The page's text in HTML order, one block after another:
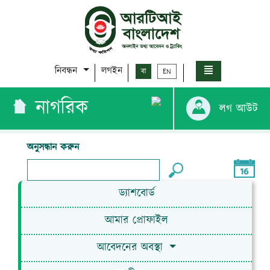
নিবন্ধন লগইন বা EN
নাগরিক লগ আউট
অনুসন্ধান করুন
ড্যাশবোর্ড
আমার প্রোফাইল
আবেদনের অবস্থা